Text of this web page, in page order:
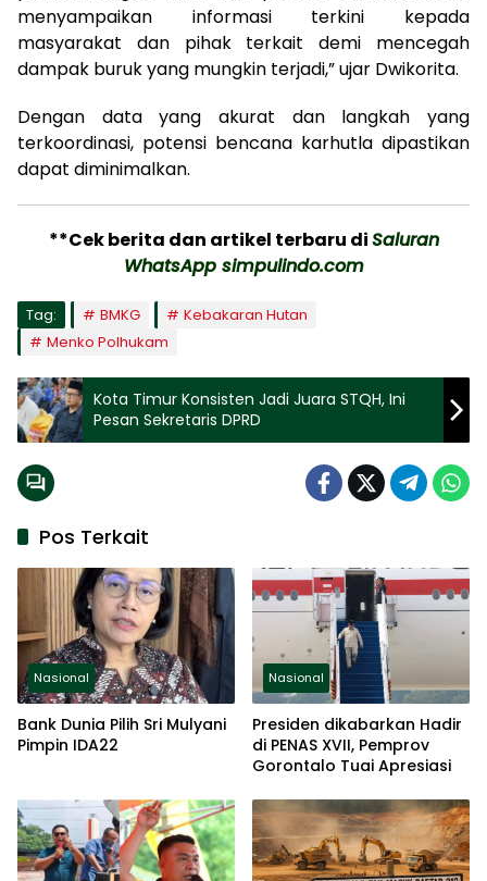
menyampaikan informasi terkini kepada
masyarakat dan pihak terkait demi mencegah
dampak buruk yang mungkin terjadi,” ujar Dwikorita.
Dengan data yang akurat dan langkah yang
terkoordinasi, potensi bencana karhutla dipastikan
dapat diminimalkan.
**Cek berita dan artikel terbaru diSaluran
WhatsApp simpulindo.com
Tag: BMKG
Kebakaran Hutan
Menko Polhukam
Kota Timur Konsisten Jadi Juara STQH, Ini
Pesan Sekretaris DPRD
Pos Terkait
Nasional
Bank Dunia Pilih Sri Mulyani
Pimpin IDA22
Nasional
Presiden dikabarkan Hadir
di PENAS XVII, Pemprov
Gorontalo Tuai Apresiasi